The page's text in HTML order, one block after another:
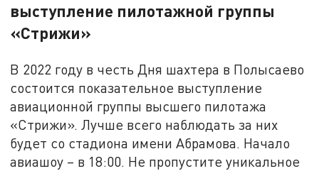
выступление пилотажной группы
«Стрижи»
В 2022 году в честь Дня шахтера в Полысаево
состоится показательное выступление
авиационной группы высшего пилотажа
«Стрижи». Лучше всего наблюдать за них
будет со стадиона имени Абрамова. Начало
авиашоу – в 18:00. Не пропустите уникальное